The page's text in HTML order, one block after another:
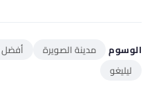
الوسوم مدينة الصويرة
أفضل 5 مدن ساحلية جميلة في المغرب
ليليغو